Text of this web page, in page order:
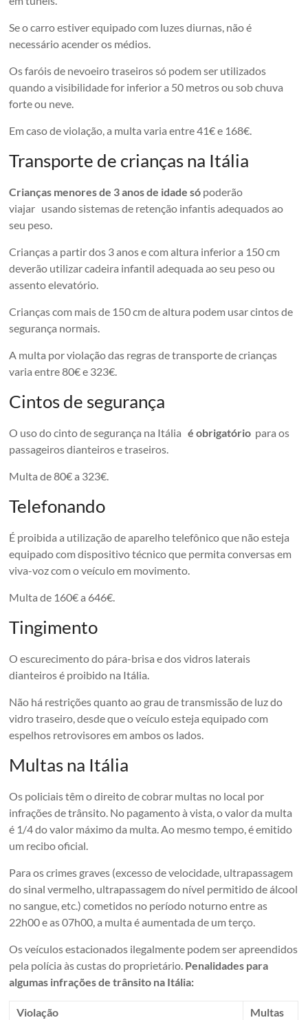
Se o carro estiver equipado com luzes diurnas, não é
necessário acender os médios.
Os faróis de nevoeiro traseiros só podem ser utilizados
quando a visibilidade for inferior a 50 metros ou sob chuva
forte ou neve.
Em caso de violação, a multa varia entre 41€ e 168€.
Transporte de crianças na Itália
Crianças menores de 3 anos de idade só poderão
viajar usando sistemas de retenção infantis adequados ao
seu peso.
Crianças a partir dos 3 anos e com altura inferior a 150 cm
deverão utilizar cadeira infantil adequada ao seu peso ou
assento elevatório.
Crianças com mais de 150 cm de altura podem usar cintos de
segurança normais.
A multa por violação das regras de transporte de crianças
varia entre 80€ e 323€.
Cintos de segurança
O uso do cinto de segurança na Itáliaé obrigatório para os
passageiros dianteiros e traseiros.
Multa de 80€ a 323€.
Telefonando
É proibida a utilização de aparelho telefônico que não esteja
equipado com dispositivo técnico que permita conversas em
viva-voz com o veículo em movimento.
Multa de 160€ a 646€.
Tingimento
O escurecimento do pára-brisa e dos vidros laterais
dianteiros é proibido na Itália.
Não há restrições quanto ao grau de transmissão de luz do
vidro traseiro, desde que o veículo esteja equipado com
espelhos retrovisores em ambos os lados.
Multas na Itália
Os policiais têm o direito de cobrar multas no local por
infrações de trânsito. No pagamento à vista, o valor da multa
é 1/4 do valor máximo da multa. Ao mesmo tempo, é emitido
um recibo oficial.
Para os crimes graves (excesso de velocidade, ultrapassagem
do sinal vermelho, ultrapassagem do nível permitido de álcool
no sangue, etc.) cometidos no período noturno entre as
22h00 e as 07h00, a multa é aumentada de um terço.
Os veículos estacionados ilegalmente podem ser apreendidos
pela polícia às custas do proprietário. Penalidades para
algumas infrações de trânsito na Itália:
Violação
Multas